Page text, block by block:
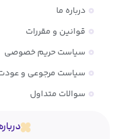
درباره ما
قوانین و مقررات
سیاست حریم خصوصی
سیاست مرجوعی و
سوالات متداول